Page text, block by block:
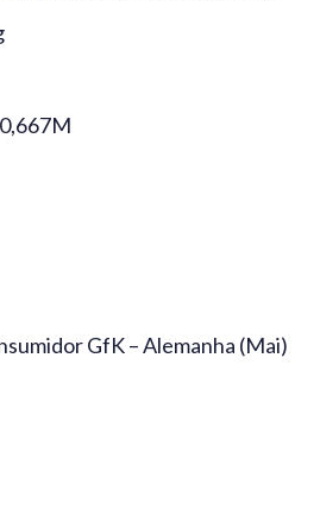
GfK – Alemanha (Mai)